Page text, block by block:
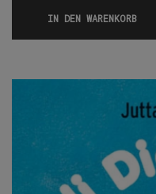
IN DEN WARENKORB